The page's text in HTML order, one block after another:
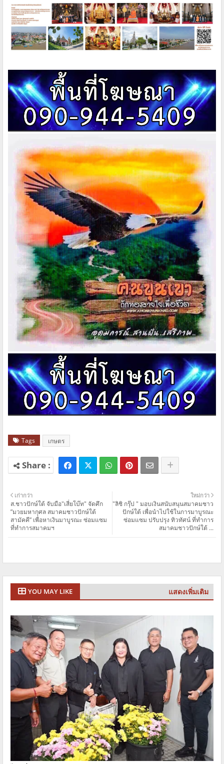
Tags เกษตร
ใหม่กว่า
"ลิชิ กรุ๊ป " มอบเงินสนับสนุนสมาคมชาว
ปักษ์ใต้ เพื่อนำไปใช้ในการมาบูรณะ
ซ่อมแซม ปรับปรุง ทิวทัศน์ ที่ทำการ
สมาคมชาวปักษ์ใต้ ...
เก่ากว่า
ส.ชาวปักษ์ใต้ จับมือ"เสี่ยโบ๊ท" จัดศึก
”มวยมหากุศล สมาคมชาวปักษ์ใต้
สามัคคี” เพื่อหาเงินมาบูรณะ ซ่อมแซม
ที่ทำการสมาคมฯ
YOU MAY LIKE แสดงเพิ่มเติม